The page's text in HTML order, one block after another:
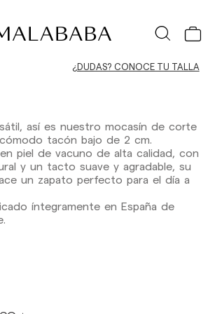
¿DUDAS? CONOCE TU TALLA
así es nuestro mocasín de corte
tacón bajo de 2 cm.
piel de vacuno de alta calidad, con
y un tacto suave y agradable, su
un zapato perfecto para el día a
íntegramente en España de
1-3 días laborables.
laborables. Excepto pre-
y Melilla: 7-10 días laborables.
5 días laborables. Excepto
días laborables
Comunidad Europea: 10-13
pre-orders. Por favor,
si estás fuera de la Unión
de aduanas locales.
confirmado y en el